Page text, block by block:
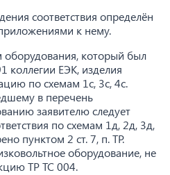
соответствия определён
к нему.
оборудования, который был
ЕЭК, изделия
по схемам 1с, 3с, 4с.
в перечень
заявителю следует
по схемам 1д, 2д, 3д,
пунктом 2 ст. 7, п. ТР.
оборудование, не
ТР ТС 004.